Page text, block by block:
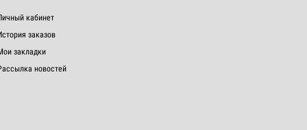
кабинет
заказов
закладки
новостей